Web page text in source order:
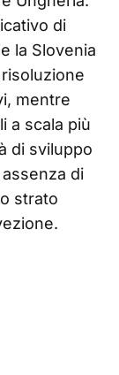
di
la Slovenia
mentre
a scala più
di sviluppo
di
strato